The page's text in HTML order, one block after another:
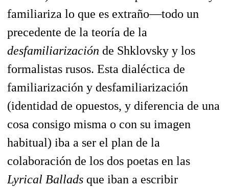
familiariza lo que es extraño—todo un
precedente de la teoría de la
desfamiliarización de Shklovsky y los
formalistas rusos. Esta dialéctica de
familiarización y desfamiliarización
(identidad de opuestos, y diferencia de una
cosa consigo misma o con su imagen
habitual) iba a ser el plan de la
colaboración de los dos poetas en las
Lyrical Ballads que iban a escribir